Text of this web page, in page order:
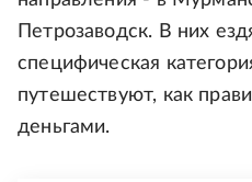
Петрозаводск. В них
специфическая
путешествуют, как
деньгами.